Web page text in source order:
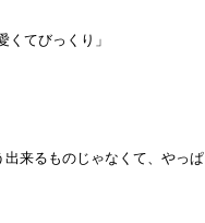
くてびっくり」
来るものじゃなくて、やっ